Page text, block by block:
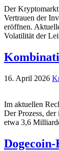
Der Kryptomarkt
Vertrauen der
eröffnen.
Volatilität der
16. April 2026
Im aktuellen
Der Prozess,
etwa 3,6